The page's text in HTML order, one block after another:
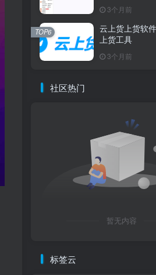
3个月前
云上货上货软
上货工具
3个月前
TOP6
社区热门
暂无内容
标签云